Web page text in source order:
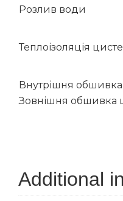
Розлив води
Теплоізоляція
Внутрішня
Зовнішня обшивка
Additional